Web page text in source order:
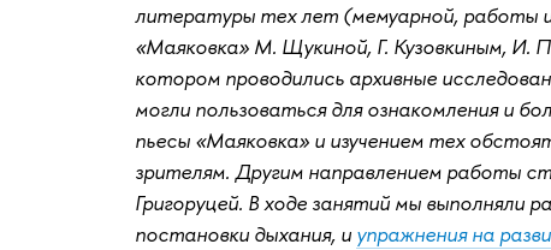
литературы тех лет (мемуарной, работы
«Маяковка» М. Щукиной, Г. Кузовкиным, И.
котором проводились архивные
могли пользоваться для ознакомления и
пьесы «Маяковка» и изучением тех
зрителям. Другим направлением работы
Григоруцей. В ходе занятий мы выполняли
постановки дыхания, и упражнения на